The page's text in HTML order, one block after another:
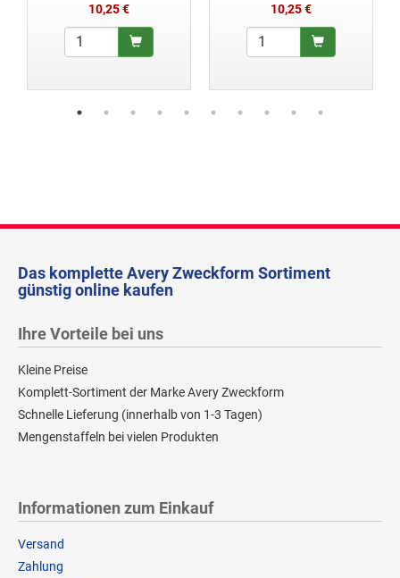
10,25 €
10,25 €
Das komplette Avery Zweckform Sortiment
günstig online kaufen
Ihre Vorteile bei uns
Kleine Preise
Komplett-Sortiment der Marke Avery Zweckform
Schnelle Lieferung (innerhalb von 1-3 Tagen)
Mengenstaffeln bei vielen Produkten
Informationen zum Einkauf
Versand
Zahlung